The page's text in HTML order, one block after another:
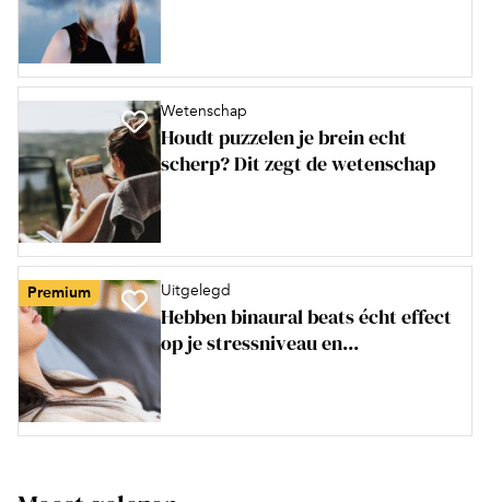
Wetenschap
Houdt puzzelen je brein echt
scherp? Dit zegt de wetenschap
Premium Uitgelegd
Hebben binaural beats écht effect
op je stressniveau en...